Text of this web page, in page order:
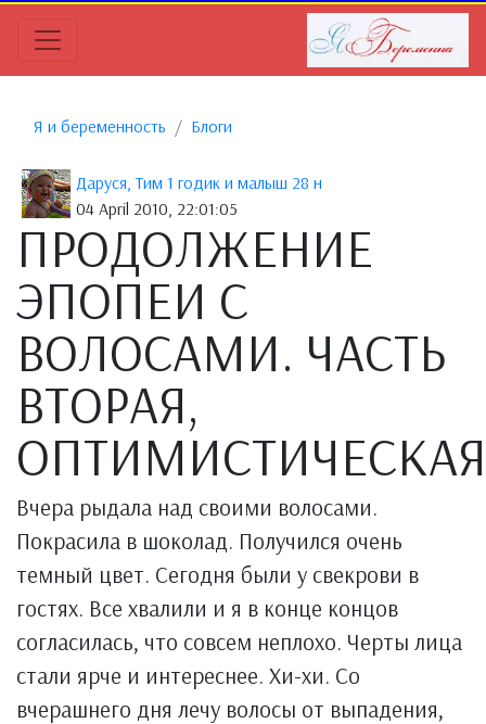
Я и беременность Блоги
Даруся, Тим 1 годик и малыш 28 н
04 April 2010, 22:01:05
ПРОДОЛЖЕНИЕ
ЭПОПЕИ С
ВОЛОСАМИ. ЧАСТЬ
ВТОРАЯ,
Вчера рыдала над своими волосами.
Покрасила в шоколад. Получился очень
темный цвет. Сегодня были у свекрови в
гостях. Все хвалили и я в конце концов
согласилась, что совсем неплохо. Черты лица
стали ярче и интереснее. Хи-хи. Со
вчерашнего дня лечу волосы от выпадения,